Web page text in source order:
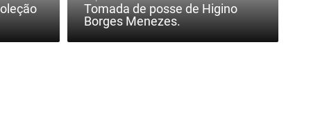
Tomada de posse de Higino
Borges Menezes.